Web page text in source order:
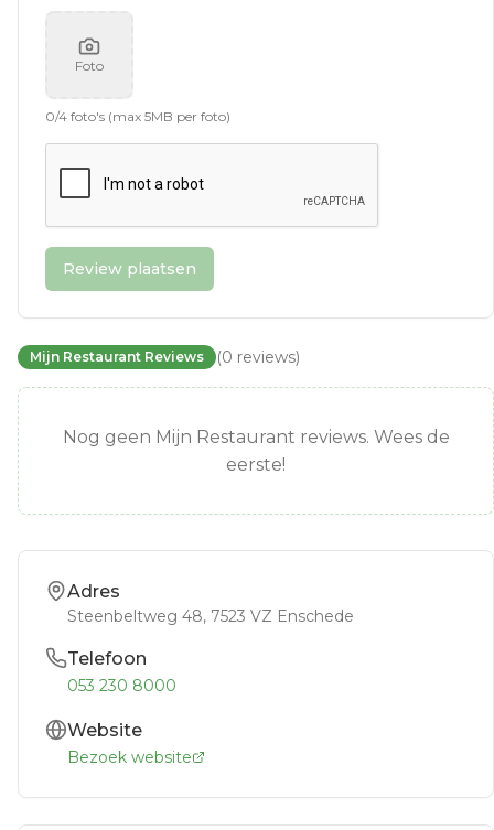
Foto
0/4 foto's (max 5MB per foto)
Review plaatsen
Mijn Restaurant Reviews (0 reviews)
Nog geen Mijn Restaurant reviews. Wees de
eerste!
Adres
Steenbeltweg 48, 7523 VZ Enschede
Telefoon
053 230 8000
Website
Bezoek website